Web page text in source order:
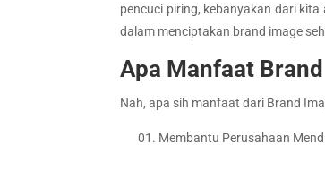
pencuci piring, kebanyakan dari
dalam menciptakan brand image
Apa Manfaat
Nah, apa sih manfaat dari Brand
Membantu Perusahaan